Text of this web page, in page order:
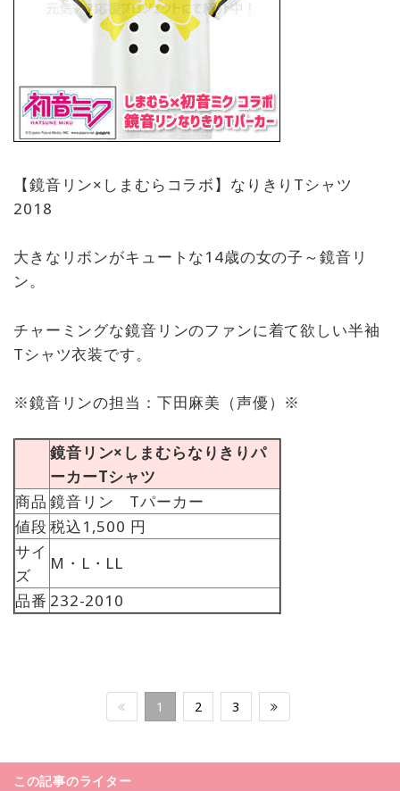
【鏡音リン×しまむらコラボ】なりきりTシャツ
2018
大きなリボンがキュートな14歳の女の子～鏡音リ
ン。
チャーミングな鏡音リンのファンに着て欲しい半袖
Tシャツ衣装です。
※鏡音リンの担当：下田麻美（声優）※
鏡音リン×しまむらなりきりパ
ーカーTシャツ
商品 鏡音リン Tパーカー
値段税込1,500 円
サイ
ズ
M・L・LL
品番 232-2010
1 2 3
この記事のライター